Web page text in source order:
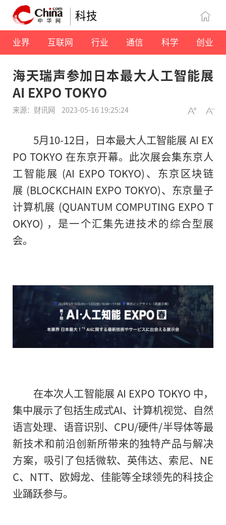
科技
业界 互联网 行业 通信 科学 创业
海天瑞声参加日本最大人工智能展
AI EXPO TOKYO
来源：财讯网 2023-05-16 19:25:24
5月10-12日，日本最大人工智能展 AI EX
PO TOKYO 在东京开幕。此次展会集东京人
工智能展 (AI EXPO TOKYO)、东京区块链
展 (BLOCKCHAIN EXPO TOKYO)、东京量子
计算机展 (QUANTUM COMPUTING EXPO T
OKYO) ，是一个汇集先进技术的综合型展
会。
在本次人工智能展 AI EXPO TOKYO 中，
集中展示了包括生成式AI、计算机视觉、自然
语言处理、语音识别、CPU/硬件/半导体等最
新技术和前沿创新所带来的独特产品与解决
方案，吸引了包括微软、英伟达、索尼、NE
C、NTT、欧姆龙、佳能等全球领先的科技企
业踊跃参与。